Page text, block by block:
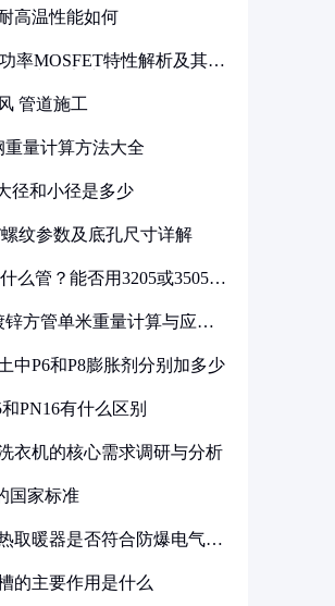
高温性能如何
率MOSFET特性解析及其在
管道施工
重量计算方法大全
径和小径是多少
螺纹参数及底孔尺寸详解
么管？能否用3205或3505代
锌方管单米重量计算与应用
中P6和P8膨胀剂分别加多少
PN16有什么区别
衣机的核心需求调研与分析
国家标准
取暖器是否符合防爆电气设
的主要作用是什么